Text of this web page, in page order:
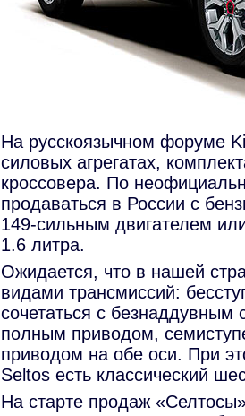
На русскоязычном форуме
силовых агрегатах,
кроссовера. По
продаваться в России с
149-сильным двигателем
1.6 литра.
Ожидается, что в нашей
видами трансмиссий:
сочетаться с
полным приводом,
приводом на обе оси. При
Seltos есть классический
На старте продаж